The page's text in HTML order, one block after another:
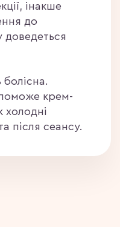
інакше
до
доведеться
крем-
холодні
після сеансу.